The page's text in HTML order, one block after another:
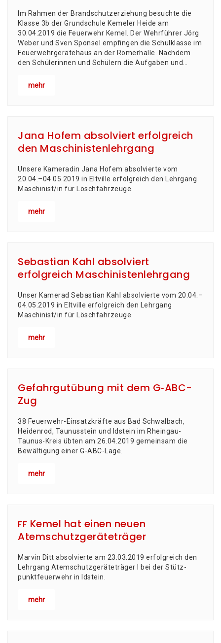
Im Rah­men der Brand­schutz­er­zie­hung besuch­te die
Klas­se 3b der Grund­schu­le Keme­l­er Hei­de am
30.04.2019 die Feu­er­wehr Kemel. Der Wehr­füh­rer Jörg
Weber und Sven Spon­sel emp­fin­gen die Schul­klas­se im
Feu­er­wehr­ge­rä­te­haus an der Römerhalle. Nach­dem
den Schü­le­rin­nen und Schü­lern die Auf­ga­ben und…
mehr
Jana Hofem absolviert erfolgreich
den Maschinistenlehrgang
Unse­re Kame­ra­din Jana Hofem absol­vier­te vom
20.04.–04.05.2019 in Elt­ville erfolg­reich den Lehr­gang
Maschinist/in für Löschfahrzeuge.
mehr
Sebastian Kahl absolviert
erfolgreich Maschinistenlehrgang
Unser Kame­rad Sebas­ti­an Kahl absol­vier­te vom 20.04.–
04.05.2019 in Elt­ville erfolg­reich den Lehr­gang
Maschinist/in für Löschfahrzeuge.
mehr
Gefahrgutübung mit dem G‑ABC-
Zug
38 Feuerwehr-Einsatzkräfte aus Bad Schwalbach,
Heidenrod, Taunusstein und Idstein im Rheingau-
Taunus-Kreis übten am 26.04.2019 gemeinsam die
Bewältigung einer G-ABC-Lage.
mehr
FF Kemel hat einen neuen
Atemschutzgeräteträger
Mar­vin Ditt absol­vier­te am 23.03.2019 erfolg­reich den
Lehr­gang Atem­schutz­ge­rä­te­trä­ger I bei der Stütz­
punkt­feu­er­wehr in Idstein.
mehr